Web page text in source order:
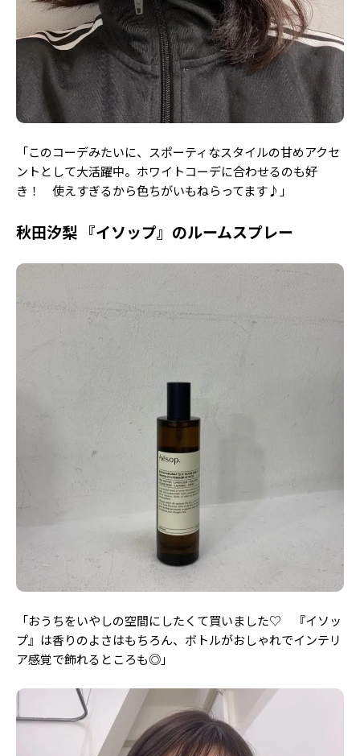
「このコーデみたいに、スポーティなスタイルの甘めアクセ
ントとして大活躍中。ホワイトコーデに合わせるのも好
き！ 使えすぎるから色ちがいもねらってます♪」
秋田汐梨 『イソップ』のルームスプレー
「おうちをいやしの空間にしたくて買いました♡ 『イソッ
プ』は香りのよさはもちろん、ボトルがおしゃれでインテリ
ア感覚で飾れるところも◎」